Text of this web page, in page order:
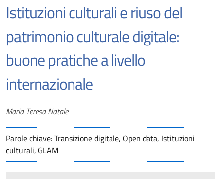
Istituzioni culturali e riuso del
patrimonio culturale digitale:
buone pratiche a livello
internazionale
Autori
Maria Teresa Natale
Parole chiave: Transizione digitale, Open data, Istituzioni
culturali, GLAM